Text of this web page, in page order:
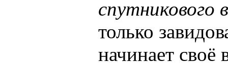
спутникового
только
начинает